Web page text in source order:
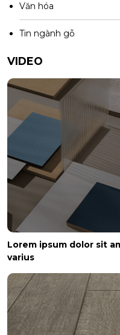
Văn hóa
Tin ngành gỗ
VIDEO
Lorem ipsum dolor sit
varius